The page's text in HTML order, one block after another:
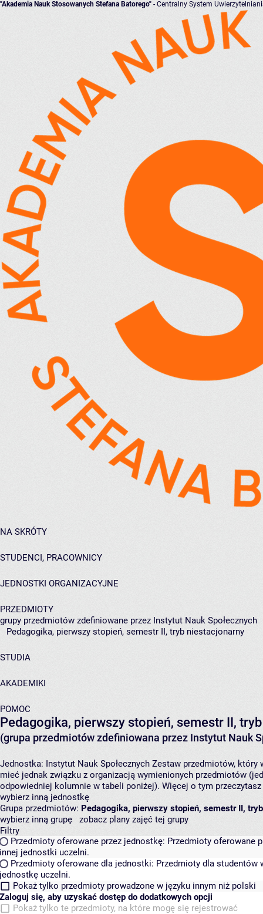
"Akademia Nauk Stosowanych Stefana Batorego" - Centralny System
NA SKRÓTY
STUDENCI, PRACOWNICY
JEDNOSTKI ORGANIZACYJNE
PRZEDMIOTY
grupy przedmiotów zdefiniowane przez Instytut Nauk Społecznych
Pedagogika, pierwszy stopień, semestr II, tryb niestacjonarny
STUDIA
AKADEMIKI
POMOC
Pedagogika, pierwszy stopień, semestr II,
(grupa przedmiotów zdefiniowana przez Instytut Nauk
Jednostka: Instytut Nauk Społecznych Zestaw przedmiotów, który
mieć jednak związku z organizacją wymienionych przedmiotów
odpowiedniej kolumnie w tabeli poniżej). Więcej o tym
wybierz inną jednostkę
Grupa przedmiotów: Pedagogika, pierwszy stopień, semestr II,
wybierz inną grupę
zobacz plany zajęć tej grupy
Filtry
Przedmioty oferowane przez jednostkę: Przedmioty oferowane
innej jednostki uczelni.
Przedmioty oferowane dla jednostki: Przedmioty dla studentów
jednostkę uczelni.
Pokaż tylko przedmioty prowadzone w języku innym niż polski
Zaloguj się, aby uzyskać dostęp do dodatkowych opcji
Pokaż tylko te przedmioty, na które mogę się rejestrować